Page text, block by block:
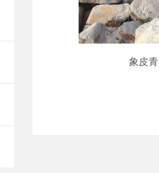
象皮青